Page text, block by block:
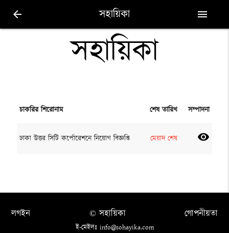
arrow_back সহায়িকা menu
সহায়িকা
চাকরির শিরোনাম শেষ তারিখ সম্পাদনা
ঢাকা উত্তর সিটি কর্পোরেশনে নিয়োগ বিজ্ঞপ্তি মেয়াদ শেষ visibility
লগইন গোপনীয়তা
© সহায়িকা
ই-মেইলঃ info@sohayika.com